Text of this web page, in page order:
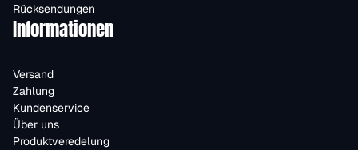
Rücksendungen
Informationen
Versand
Zahlung
Kundenservice
Über uns
Produktveredelung